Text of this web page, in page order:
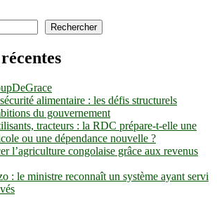
Rechercher
alimentaire : les défis structurels
du gouvernement
tracteurs : la RDC prépare-t-elle une
ou une dépendance nouvelle ?
l’agriculture congolaise grâce aux revenus
: le ministre reconnaît un système ayant servi